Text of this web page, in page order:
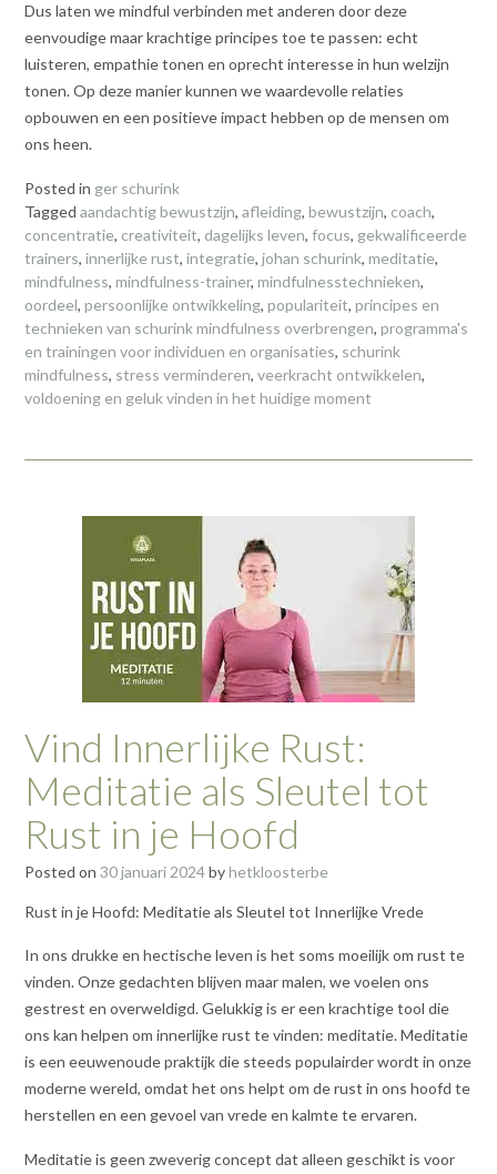
Dus laten we mindful verbinden met anderen door deze
eenvoudige maar krachtige principes toe te passen: echt
luisteren, empathie tonen en oprecht interesse in hun welzijn
tonen. Op deze manier kunnen we waardevolle relaties
opbouwen en een positieve impact hebben op de mensen om
ons heen.
Posted in ger schurink
Tagged aandachtig bewustzijn, afleiding, bewustzijn, coach,
concentratie, creativiteit, dagelijks leven, focus, gekwalificeerde
trainers, innerlijke rust, integratie, johan schurink, meditatie,
mindfulness, mindfulness-trainer, mindfulnesstechnieken,
oordeel, persoonlijke ontwikkeling, populariteit, principes en
technieken van schurink mindfulness overbrengen, programma's
en trainingen voor individuen en organisaties, schurink
mindfulness, stress verminderen, veerkracht ontwikkelen,
voldoening en geluk vinden in het huidige moment
Vind Innerlijke Rust:
Meditatie als Sleutel tot
Rust in je Hoofd
Posted on 30 januari 2024byhetkloosterbe
Rust in je Hoofd: Meditatie als Sleutel tot Innerlijke Vrede
In ons drukke en hectische leven is het soms moeilijk om rust te
vinden. Onze gedachten blijven maar malen, we voelen ons
gestrest en overweldigd. Gelukkig is er een krachtige tool die
ons kan helpen om innerlijke rust te vinden: meditatie. Meditatie
is een eeuwenoude praktijk die steeds populairder wordt in onze
moderne wereld, omdat het ons helpt om de rust in ons hoofd te
herstellen en een gevoel van vrede en kalmte te ervaren.
Meditatie is geen zweverig concept dat alleen geschikt is voor